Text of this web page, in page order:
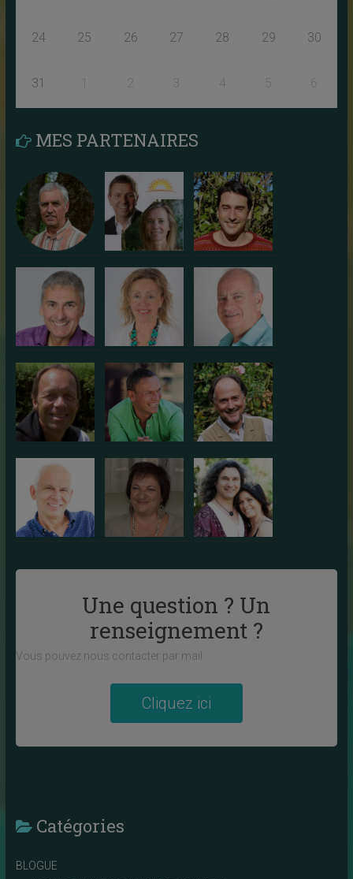
24 25 26 27 28 29 30
31 2 3 5 6
MES PARTENAIRES
Une question ? Un
renseignement ?
Vous pouvez nous contacter par mail :
Cliquez ici
Catégories
BLOGUE